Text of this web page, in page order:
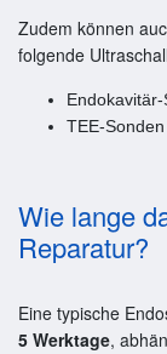
Zudem können
folgende
TEE-Sonden
Wie lange
Reparatur?
Eine typische
5 Werktage,